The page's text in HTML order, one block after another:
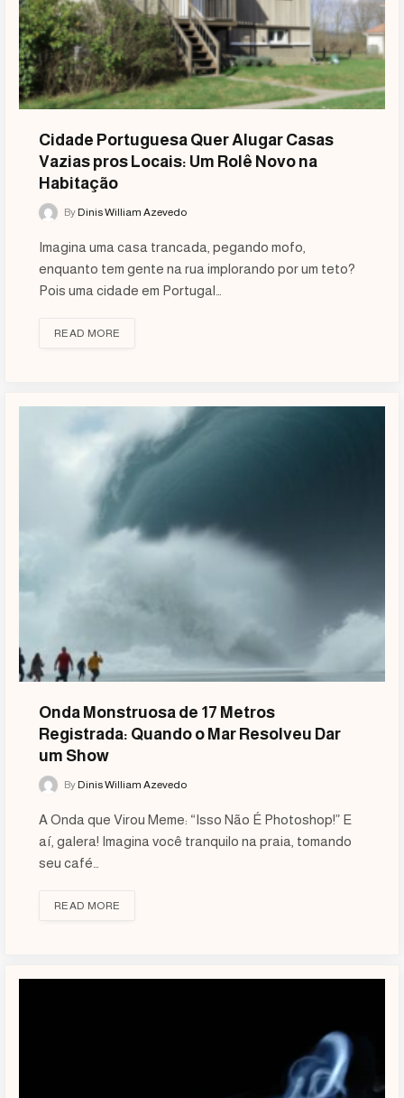
Cidade Portuguesa Quer Alugar Casas
Vazias pros Locais: Um Rolê Novo na
Habitação
By Dinis William Azevedo
Imagina uma casa trancada, pegando mofo,
enquanto tem gente na rua implorando por um teto?
Pois uma cidade em Portugal…
READ MORE
Onda Monstruosa de 17 Metros
Registrada: Quando o Mar Resolveu Dar
um Show
By Dinis William Azevedo
A Onda que Virou Meme: “Isso Não É Photoshop!” E
aí, galera! Imagina você tranquilo na praia, tomando
seu café…
READ MORE